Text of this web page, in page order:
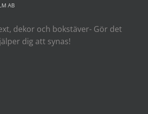
AB
dekor och bokstäver- Gör det
dig att synas!